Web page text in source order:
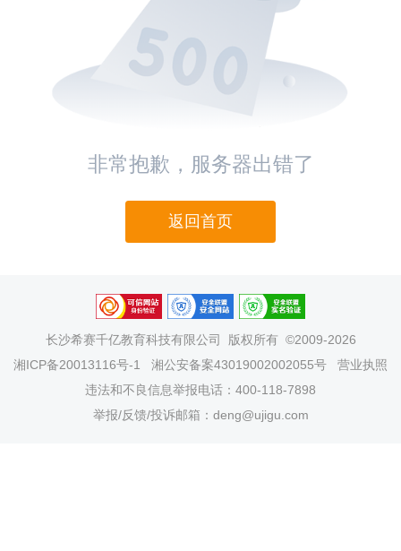
非常抱歉，服务器出错了
返回首页
长沙希赛千亿教育科技有限公司
版权所有 ©2009-2026
湘ICP备20013116号-1
湘公安备案43019002002055号
营业执照
违法和不良信息举报电话：400-118-7898
举报/反馈/投诉邮箱：deng@ujigu.com